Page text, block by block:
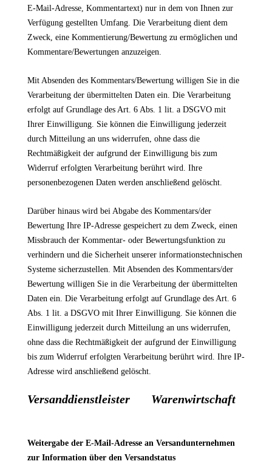
E-Mail-Adresse, Kommentartext) nur in dem von Ihnen zur
Verfügung gestellten Umfang. Die Verarbeitung dient dem
Zweck, eine Kommentierung/Bewertung zu ermöglichen und
Kommentare/Bewertungen anzuzeigen.
Mit Absenden des Kommentars/Bewertung willigen Sie in die
Verarbeitung der übermittelten Daten ein. Die Verarbeitung
erfolgt auf Grundlage des Art. 6 Abs. 1 lit. a DSGVO mit
Ihrer Einwilligung. Sie können die Einwilligung jederzeit
durch Mitteilung an uns widerrufen, ohne dass die
Rechtmäßigkeit der aufgrund der Einwilligung bis zum
Widerruf erfolgten Verarbeitung berührt wird. Ihre
personenbezogenen Daten werden anschließend gelöscht.
Darüber hinaus wird bei Abgabe des Kommentars/der
Bewertung Ihre IP-Adresse gespeichert zu dem Zweck, einen
Missbrauch der Kommentar- oder Bewertungsfunktion zu
verhindern und die Sicherheit unserer informationstechnischen
Systeme sicherzustellen. Mit Absenden des Kommentars/der
Bewertung willigen Sie in die Verarbeitung der übermittelten
Daten ein. Die Verarbeitung erfolgt auf Grundlage des Art. 6
Abs. 1 lit. a DSGVO mit Ihrer Einwilligung. Sie können die
Einwilligung jederzeit durch Mitteilung an uns widerrufen,
ohne dass die Rechtmäßigkeit der aufgrund der Einwilligung
bis zum Widerruf erfolgten Verarbeitung berührt wird. Ihre IP-
Adresse wird anschließend gelöscht.
Versanddienstleister Warenwirtschaft
Weitergabe der E-Mail-Adresse an Versandunternehmen
zur Information über den Versandstatus